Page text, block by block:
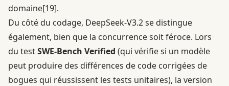
domaine[19].
Du côté du codage, DeepSeek-V3.2 se distingue
également, bien que la concurrence soit féroce. Lors
du testSWE-Bench Verified (qui vérifie si un modèle
peut produire des différences de code corrigées de
bogues qui réussissent les tests unitaires), la version